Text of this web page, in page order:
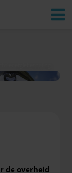
de overheid